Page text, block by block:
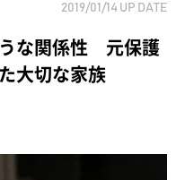
2019/01/14 UP DATE
な関係性 元保護
大切な家族